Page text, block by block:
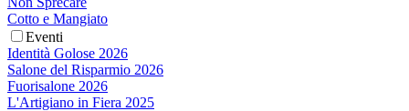
Cotto e Mangiato
Eventi
Identità Golose 2026
Salone del Risparmio 2026
Fuorisalone 2026
L'Artigiano in Fiera 2025